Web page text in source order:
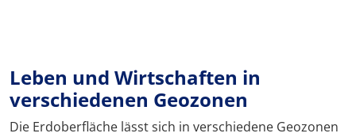
Leben und Wirtschaften in
verschiedenen Geozonen
Die Erdoberfläche lässt sich in verschiedene Geozonen